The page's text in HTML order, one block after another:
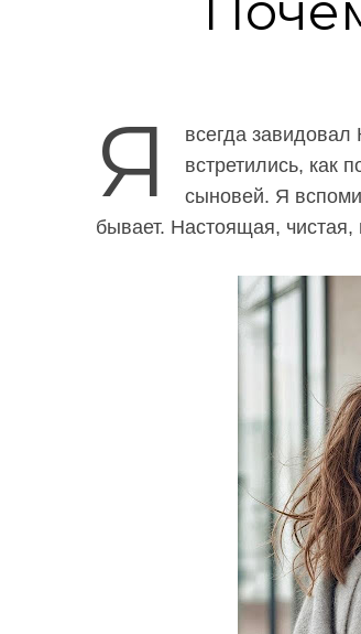
Я всегда завидовал
встретились, как
сыновей. Я
бывает. Настоящая, чистая,